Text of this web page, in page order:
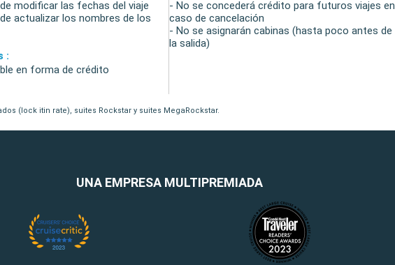
modificar las fechas del viaje
actualizar los nombres de los
:
en forma de crédito
- No se concederá crédito para futuros viajes en
caso de cancelación
- No se asignarán cabinas (hasta poco antes de
la salida)
(lock itin rate), suites Rockstar y suites MegaRockstar.
UNA EMPRESA MULTIPREMIADA